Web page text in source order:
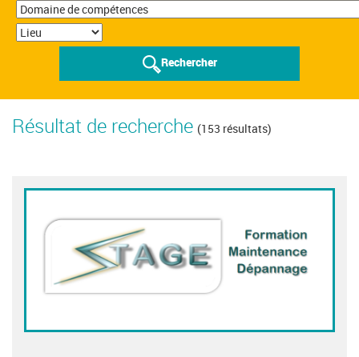
Rechercher
Résultat de recherche (153 résultats)